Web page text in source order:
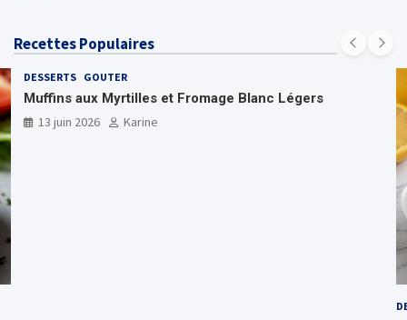
Recettes Populaires
DESSERTS GOUTER
Muffins aux Myrtilles et Fromage Blanc Légers
13 juin 2026
Karine